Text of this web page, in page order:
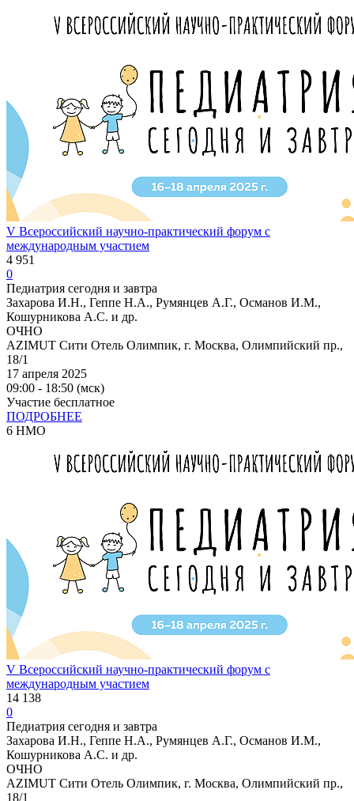
V Всероссийский научно-практический форум с
международным участием
4 951
0
Педиатрия сегодня и завтра
Захарова И.Н., Геппе Н.А., Румянцев А.Г., Османов И.М.,
Кошурникова А.С. и др.
ОЧНО
AZIMUT Сити Отель Олимпик, г. Москва, Олимпийский пр.,
18/1
17 апреля 2025
09:00 - 18:50 (мск)
Участие бесплатное
ПОДРОБНЕЕ
6 НМО
V Всероссийский научно-практический форум с
международным участием
14 138
0
Педиатрия сегодня и завтра
Захарова И.Н., Геппе Н.А., Румянцев А.Г., Османов И.М.,
Кошурникова А.С. и др.
ОЧНО
AZIMUT Сити Отель Олимпик, г. Москва, Олимпийский пр.,
18/1